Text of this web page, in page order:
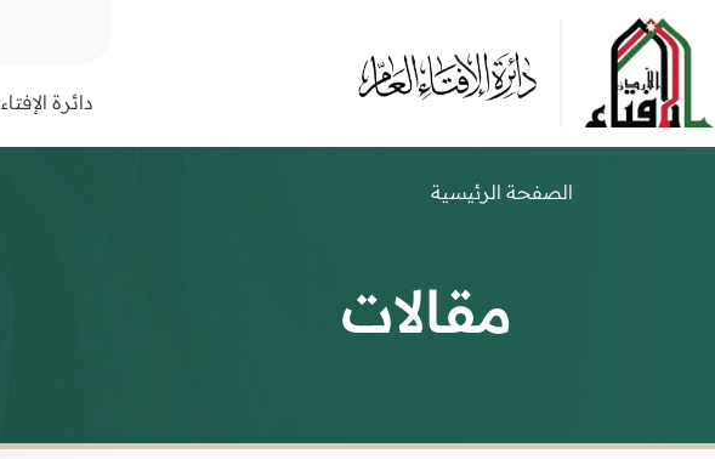
دائرة الإفتاء
الصفحة الرئيسية
مقالات